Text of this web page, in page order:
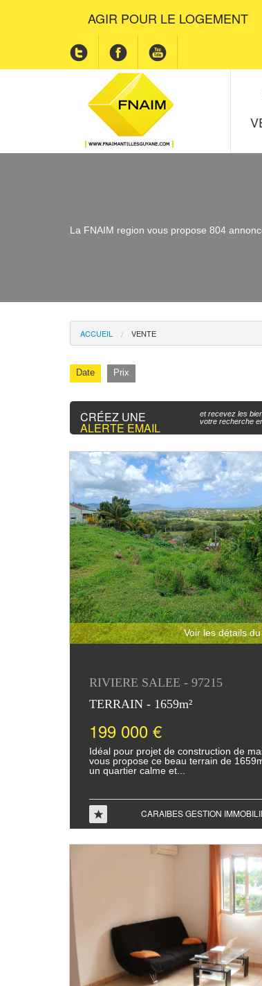
AGIR POUR LE LOGEMENT
La FNAIM region vous propose 804
ACCUEIL VENTE
Date Prix
CRÉEZ UNE
ALERTE EMAIL
et recevez les
votre recherche
Voir les détails
RIVIERE SALEE - 97215
TERRAIN - 1659m²
199 000 €
Idéal pour projet de construction de
vous propose ce beau terrain de
un quartier calme et...
CARAIBES GESTION